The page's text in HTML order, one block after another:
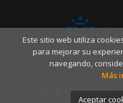
Llibreria
Este sitio web utiliza
para mejorar su
navegando,
Más
Aceptar